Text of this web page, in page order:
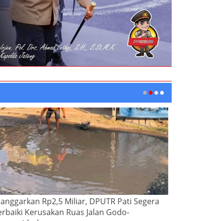
Rp2,5 Miliar, DPUTR Pati Segera
Kerusakan Ruas Jalan Godo-